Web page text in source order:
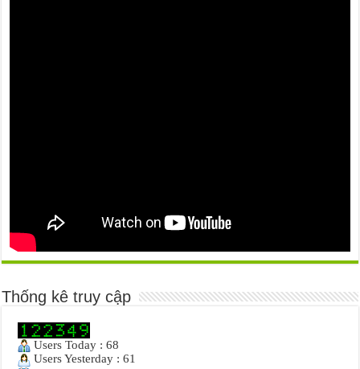
Thống kê truy cập
Users Today : 68
Users Yesterday : 61